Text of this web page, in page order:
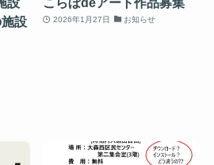
設
2026年1月27日 お知らせ